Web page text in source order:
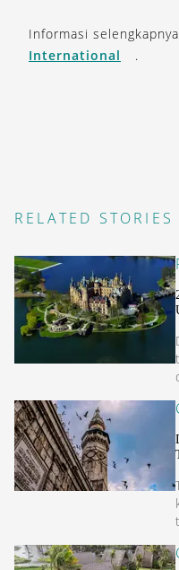
Informasi
International
.
RELATED STORIES